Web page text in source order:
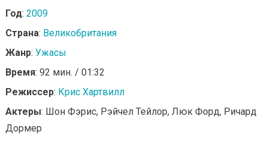
Год: 2009
Страна: Великобритания
Жанр: Ужасы
Время: 92 мин. / 01:32
Режиссер: Крис Хартвилл
Актеры: Шон Фэрис, Рэйчел Тейлор, Люк Форд, Ричард
Дормер